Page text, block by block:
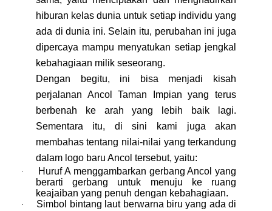
hiburan kelas dunia untuk setiap individu yang
ada di dunia ini. Selain itu, perubahan ini juga
dipercaya mampu menyatukan setiap jengkal
kebahagiaan milik seseorang.
Dengan begitu, ini bisa menjadi kisah
perjalanan Ancol Taman Impian yang terus
berbenah ke arah yang lebih baik lagi.
Sementara itu, di sini kami juga akan
membahas tentang nilai-nilai yang terkandung
dalam logo baru Ancol tersebut, yaitu:
·
Huruf A menggambarkan gerbang Ancol yang
berarti gerbang untuk menuju ke ruang
keajaiban yang penuh dengan kebahagiaan.
·
Simbol bintang laut berwarna biru yang ada di